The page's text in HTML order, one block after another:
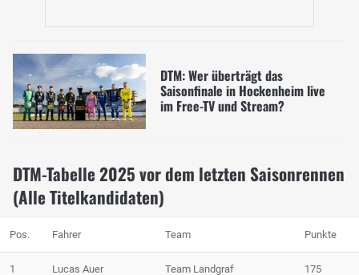
DTM: Wer überträgt das
Saisonfinale in Hockenheim live
im Free-TV und Stream?
DTM-Tabelle 2025 vor dem letzten Saisonrennen
(Alle Titelkandidaten)
Pos. Fahrer Team Punkte
1 Lucas Auer Team Landgraf 175